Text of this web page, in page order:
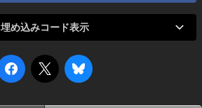
埋め込みコード表示